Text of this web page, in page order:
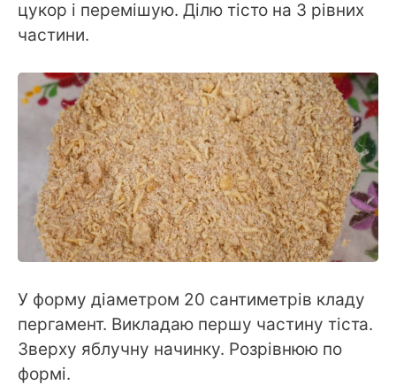
цукор і перемішую. Ділю тісто на 3 рівних
частини.
У форму діаметром 20 сантиметрів кладу
пергамент. Викладаю першу частину тіста.
Зверху яблучну начинку. Розрівнюю по
формі.